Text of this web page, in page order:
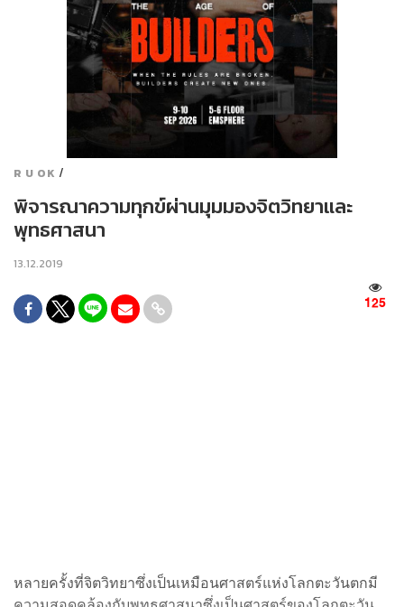
R U OK /
พิจารณาความทุกข์ผ่านมุมมองจิตวิทยาและ
พุทธศาสนา
13.12.2019
125
หลายครั้งที่จิตวิทยาซึ่งเป็นเหมือนศาสตร์แห่งโลกตะวันตกมี